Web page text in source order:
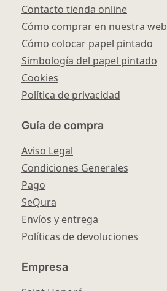
Contacto tienda online
Cómo comprar en nuestra web
Cómo colocar papel pintado
Simbología del papel pintado
Cookies
Política de privacidad
Guía de compra
Aviso Legal
Condiciones Generales
Pago
SeQura
Envíos y entrega
Políticas de devoluciones
Empresa